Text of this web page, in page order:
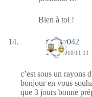
Bien à toi !
thierry042
29/12/2010/11:11
c’est sous un rayons
bonjour en vous
que 3 jours bonne